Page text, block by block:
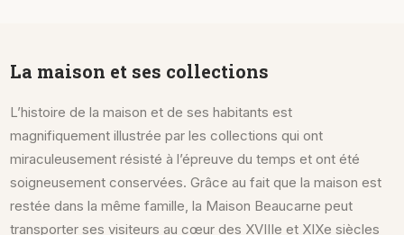
La maison et ses collections
L’histoire de la maison et de ses habitants est
magnifiquement illustrée par les collections qui ont
miraculeusement résisté à l’épreuve du temps et ont été
soigneusement conservées. Grâce au fait que la maison est
restée dans la même famille, la Maison Beaucarne peut
transporter ses visiteurs au cœur des XVIIIe et XIXe siècles